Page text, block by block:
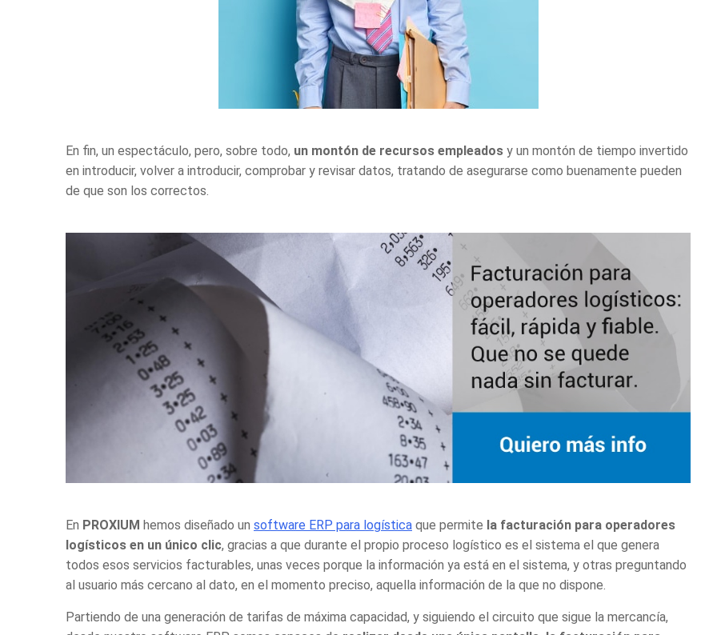
En fin, un espectáculo, pero, sobre todo, un montón de recursos empleados y un montón de tiempo invertido
en introducir, volver a introducir, comprobar y revisar datos, tratando de asegurarse como buenamente pueden
de que son los correctos.
En PROXIUM hemos diseñado un software ERP para logística que permite la facturación para operadores
logísticos en un único clic, gracias a que durante el propio proceso logístico es el sistema el que genera
todos esos servicios facturables, unas veces porque la información ya está en el sistema, y otras preguntando
al usuario más cercano al dato, en el momento preciso, aquella información de la que no dispone.
Partiendo de una generación de tarifas de máxima capacidad, y siguiendo el circuito que sigue la mercancía,